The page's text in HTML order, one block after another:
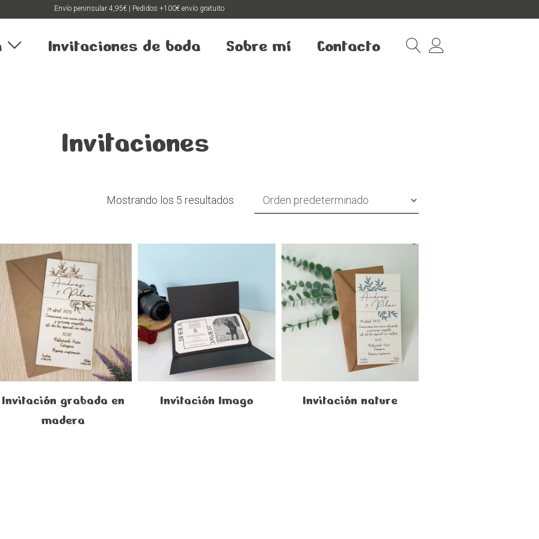
Envío peninsular 4,95€ | Pedidos +100€ envío gratuito
Invitaciones de boda Sobre mí Contacto
Invitaciones
Mostrando los 5 resultados
Invitación grabada en
madera
Invitación Imago Invitación nature